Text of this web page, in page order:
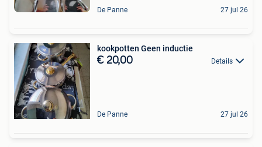
De Panne 27 jul 26
kookpotten Geen inductie
€ 20,00 Details
De Panne 27 jul 26